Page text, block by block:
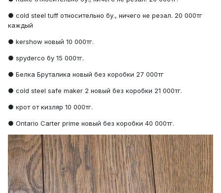
● cold steel tuff относительно бу., ничего не резал. 20 000тг
каждый
● kershow новый 10 000тг.
● spyderco бу 15 000тг.
● Белка Бруталика новый без коробки 27 000тг
● cold steel safe maker 2 новый без коробки 21 000тг.
● крот от кизляр 10 000тг.
● Ontario Carter prime новый без коробки 40 000тг.